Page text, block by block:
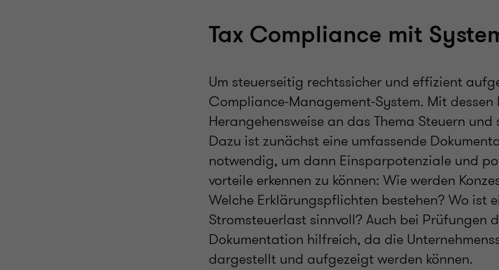
Tax Compliance mit
Um steuerseitig rechtssicher und effizient
Compliance-Management-System. Mit
Herangehensweise an das Thema Steuern
Dazu ist zunächst eine umfassende
notwendig, um dann Einsparpotenziale und
vorteile erkennen zu können: Wie werden
Welche Erklärungspflichten bestehen? Wo ist
Stromsteuerlast sinnvoll? Auch bei
Dokumentation hilfreich, da die
dargestellt und aufgezeigt werden können.